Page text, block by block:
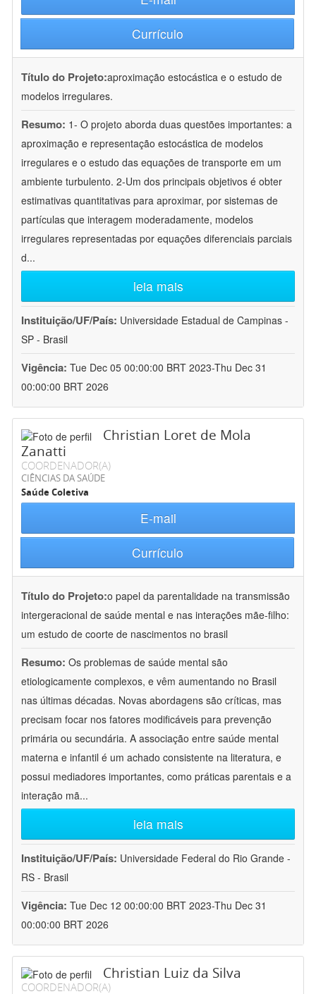
Currículo
Título do Projeto:aproximação estocástica e o estudo de
modelos irregulares.
Resumo: 1- O projeto aborda duas questões importantes: a
aproximação e representação estocástica de modelos
irregulares e o estudo das equações de transporte em um
ambiente turbulento. 2-Um dos principais objetivos é obter
estimativas quantitativas para aproximar, por sistemas de
partículas que interagem moderadamente, modelos
irregulares representadas por equações diferenciais parciais
d...
leia mais
Instituição/UF/País: Universidade Estadual de Campinas -
SP - Brasil
Vigência: Tue Dec 05 00:00:00 BRT 2023-Thu Dec 31
00:00:00 BRT 2026
Christian Loret de Mola
Zanatti
COORDENADOR(A)
CIÊNCIAS DA SAÚDE
Saúde Coletiva
E-mail
Currículo
Título do Projeto:o papel da parentalidade na transmissão
intergeracional de saúde mental e nas interações mãe-filho:
um estudo de coorte de nascimentos no brasil
Resumo: Os problemas de saúde mental são
etiologicamente complexos, e vêm aumentando no Brasil
nas últimas décadas. Novas abordagens são críticas, mas
precisam focar nos fatores modificáveis para prevenção
primária ou secundária. A associação entre saúde mental
materna e infantil é um achado consistente na literatura, e
possui mediadores importantes, como práticas parentais e a
interação mã...
leia mais
Instituição/UF/País: Universidade Federal do Rio Grande -
RS - Brasil
Vigência: Tue Dec 12 00:00:00 BRT 2023-Thu Dec 31
00:00:00 BRT 2026
Christian Luiz da Silva
COORDENADOR(A)